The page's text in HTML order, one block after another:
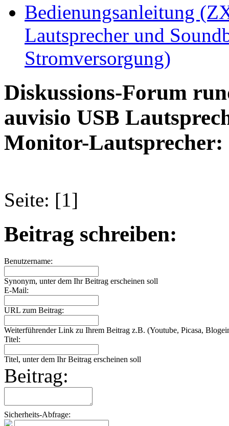
Bedienungsanleitung
Lautsprecher und
Stromversorgung)
Diskussions-Forum
auvisio USB
Monitor-Lautsprecher:
Seite: [1]
Beitrag schreiben:
Benutzername:
Synonym, unter dem Ihr Beitrag erscheinen soll
E-Mail:
URL zum Beitrag:
Weiterführender Link zu Ihrem Beitrag z.B. (Youtube, Picasa,
Titel:
Titel, unter dem Ihr Beitrag erscheinen soll
Beitrag:
Sicherheits-Abfrage: